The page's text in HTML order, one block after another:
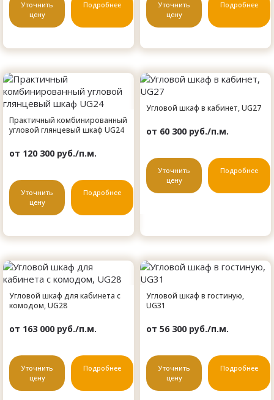
Уточнить
цену
Подробнее
Уточнить
цену
Подробнее
Практичный комбинированный
угловой глянцевый шкаф UG24
от 120 300 руб./п.м.
Уточнить
цену
Подробнее
Угловой шкаф в кабинет, UG27
от 60 300 руб./п.м.
Уточнить
цену
Подробнее
Угловой шкаф для кабинета с
комодом, UG28
от 163 000 руб./п.м.
Уточнить
цену
Подробнее
Угловой шкаф в гостиную,
UG31
от 56 300 руб./п.м.
Уточнить
цену
Подробнее